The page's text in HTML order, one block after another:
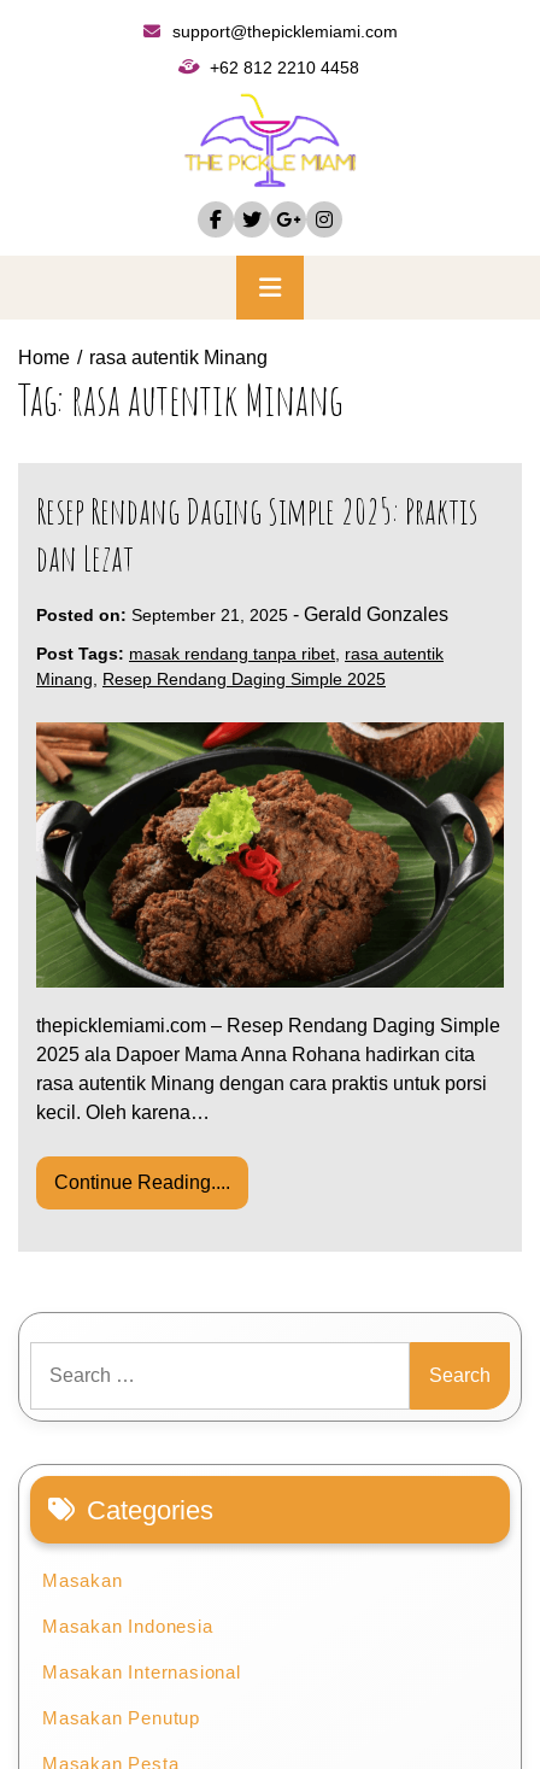
support@thepicklemiami.com
+62 812 2210 4458
Primary
Menu
Home rasa autentik Minang
Tag: rasa autentik Minang
Resep Rendang Daging Simple 2025: Praktis
dan Lezat
Posted on: September 21, 2025 - Gerald Gonzales
Post Tags: masak rendang tanpa ribet, rasa autentik
Minang, Resep Rendang Daging Simple 2025
thepicklemiami.com – Resep Rendang Daging Simple
2025 ala Dapoer Mama Anna Rohana hadirkan cita
rasa autentik Minang dengan cara praktis untuk porsi
kecil. Oleh karena…
Continue Reading....
for:
Categories
Masakan
Masakan Indonesia
Masakan Internasional
Masakan Penutup
Masakan Pesta